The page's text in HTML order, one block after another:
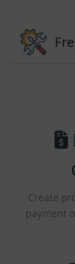
content
Create
payment